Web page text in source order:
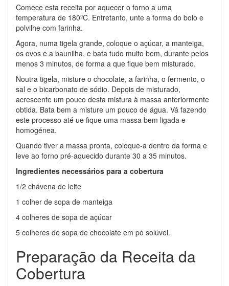
Comece esta receita por aquecer o forno a uma
temperatura de 180ºC. Entretanto, unte a forma do bolo e
polvilhe com farinha.
Agora, numa tigela grande, coloque o açúcar, a manteiga,
os ovos e a baunilha, e bata tudo muito bem, durante pelos
menos 3 minutos, de forma a que fique bem misturado.
Noutra tigela, misture o chocolate, a farinha, o fermento, o
sal e o bicarbonato de sódio. Depois de misturado,
acrescente um pouco desta mistura à massa anteriormente
obtida. Bata bem a misture um pouco de água. Vá fazendo
este processo até ue fique uma massa bem ligada e
homogénea.
Quando tiver a massa pronta, coloque-a dentro da forma e
leve ao forno pré-aquecido durante 30 a 35 minutos.
Ingredientes necessários para a cobertura
1/2 chávena de leite
1 colher de sopa de manteiga
4 colheres de sopa de açúcar
5 colheres de sopa de chocolate em pó solúvel.
Preparação da Receita da
Cobertura